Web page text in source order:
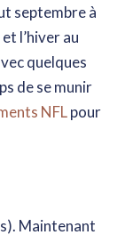
septembre à
l’hiver au
quelques
de se munir
NFLpour
Maintenant